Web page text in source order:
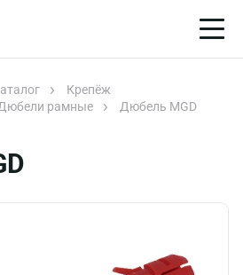
Крепёж
рамные Дюбель MGD